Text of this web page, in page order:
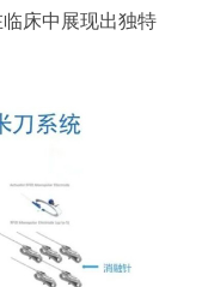
床中展现出独特